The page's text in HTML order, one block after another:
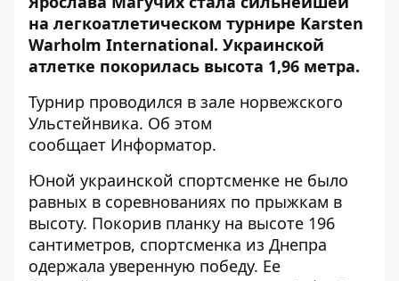
на легкоатлетическом турнире Karsten
Warholm International. Украинской
атлетке покорилась высота 1,96 метра.
Турнир проводился в зале норвежского
Ульстейнвика. Об этом
сообщает Информатор.
Юной украинской спортсменке не было
равных в соревнованиях по прыжкам в
высоту. Покорив планку на высоте 196
сантиметров, спортсменка из Днепра
одержала уверенную победу. Ее